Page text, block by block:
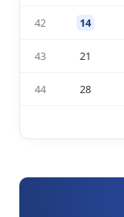
42 14
43 21
44 28